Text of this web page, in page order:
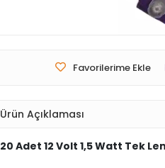
Favorilerime Ekle
Ürün Açıklaması
20 Adet 12 Volt 1,5 Watt Tek